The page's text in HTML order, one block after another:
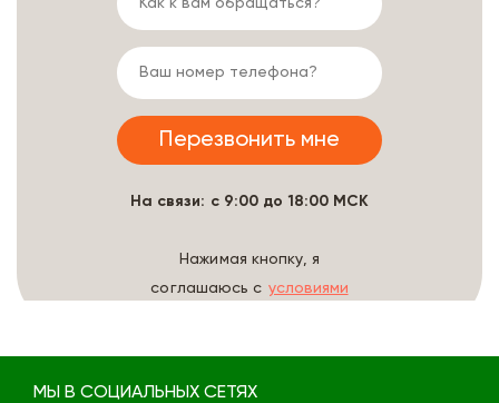
На связи: с 9:00 до 18:00 МСК
Нажимая кнопку, я
соглашаюсь с условиями
МЫ В СОЦИАЛЬНЫХ СЕТЯХ